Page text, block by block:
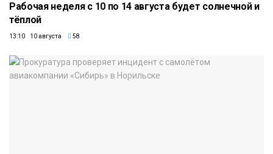
Рабочая неделя с 10 по 14 августа будет солнечной и
тёплой
13:10 10 августа 58